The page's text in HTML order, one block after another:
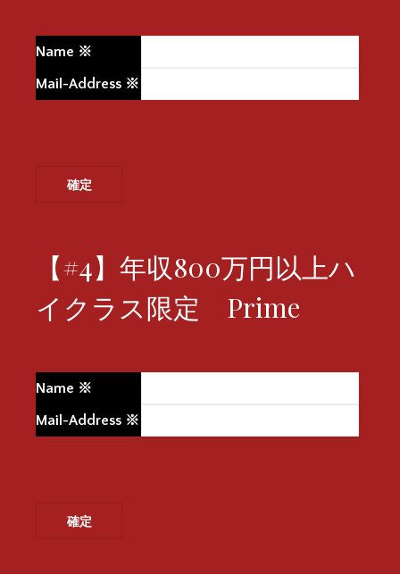
Name ※
Mail-Address ※
【#4】年収800万円以上ハ
イクラス限定 Prime
Name ※
Mail-Address ※